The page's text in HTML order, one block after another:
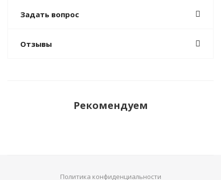
Задать вопрос
Отзывы
Рекомендуем
Политика конфиденциальности